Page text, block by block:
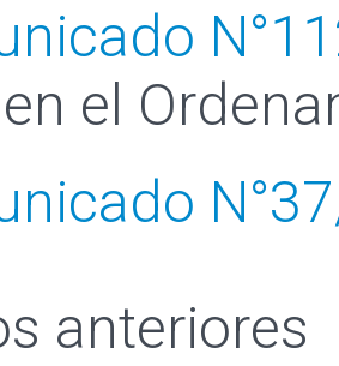
el
anteriores